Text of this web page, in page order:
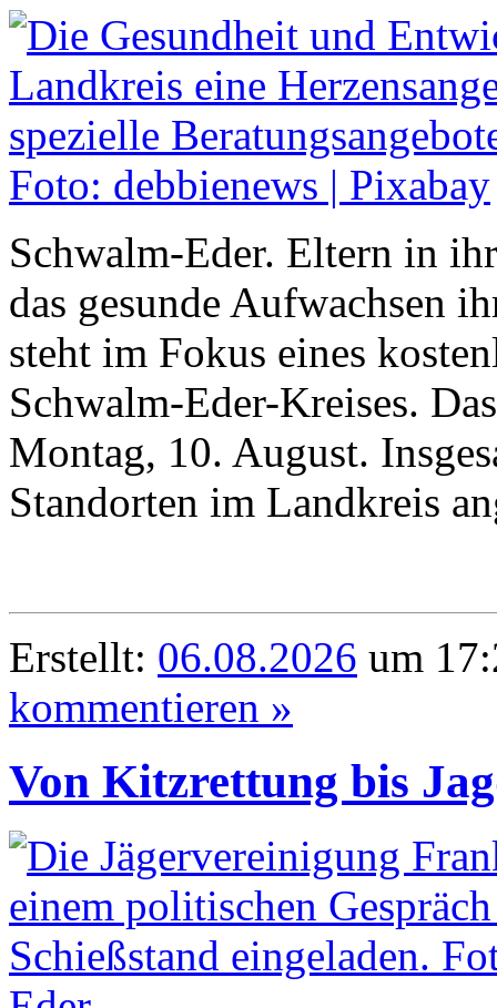
Schwalm-Eder. Eltern in
das gesunde Aufwachsen
steht im Fokus eines
Schwalm-Eder-Kreises.
Montag, 10. August.
Standorten im Landkreis
Erstellt: 06.08.2026 um
kommentieren »
Von Kitzrettung bis